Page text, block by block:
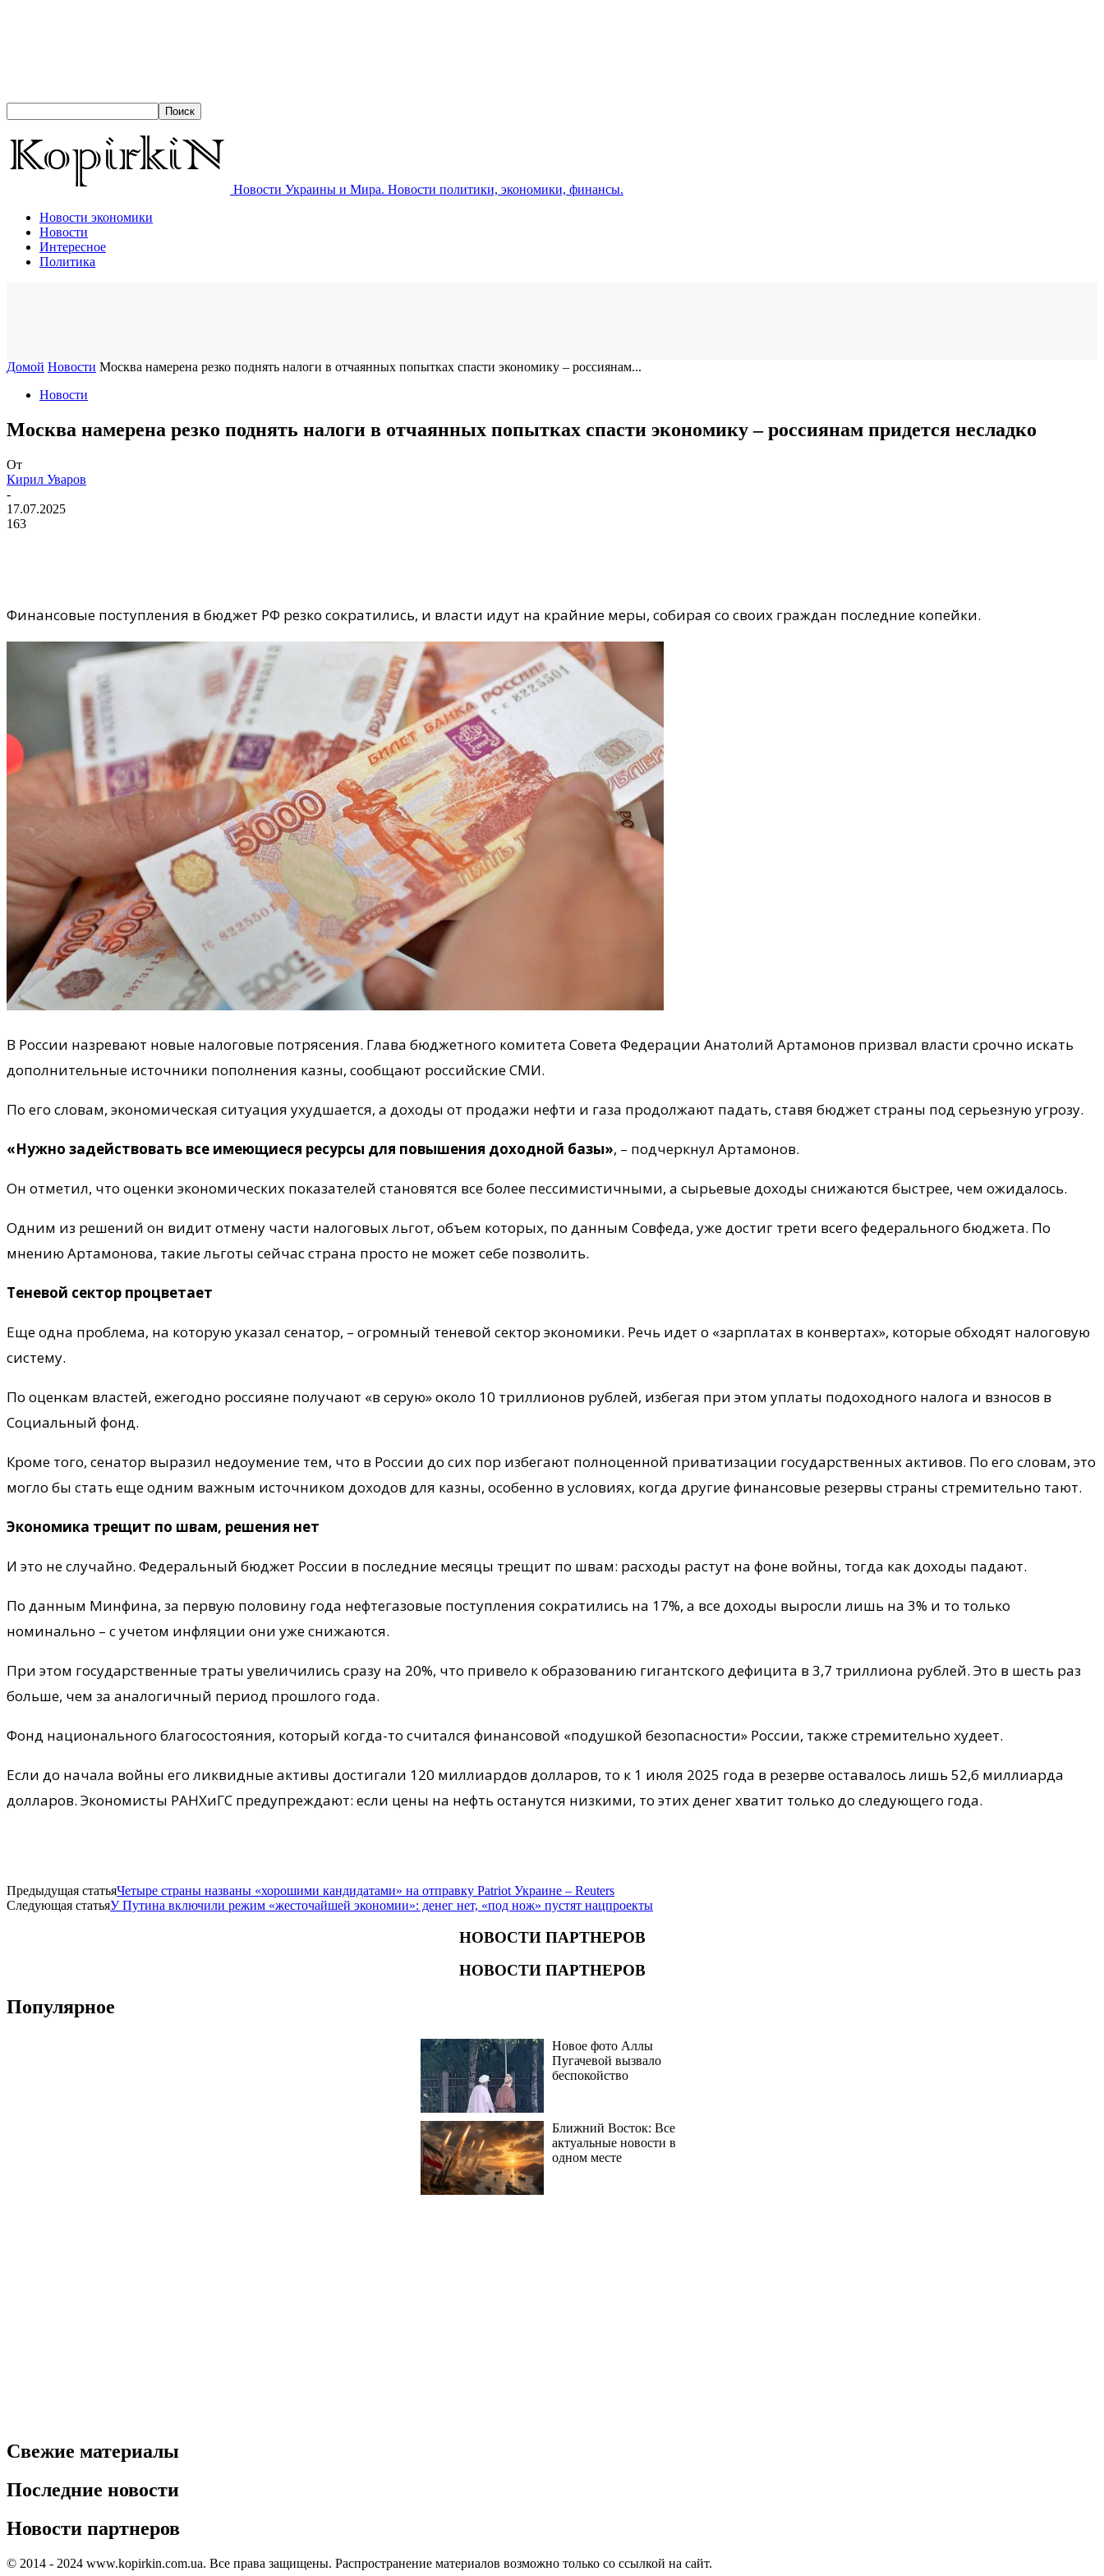
Новости Украины и Мира. Новости политики, экономики, финансы.
Новости экономики
Новости
Интересное
Политика
Домой Новости Москва намерена резко поднять налоги в отчаянных попытках спасти экономику – россиянам...
Новости
Москва намерена резко поднять налоги в отчаянных попытках спасти экономику – россиянам придется несладко
От
Кирил Уваров
-
17.07.2025
163
Финансовые поступления в бюджет РФ резко сократились, и власти идут на крайние меры, собирая со своих граждан последние копейки.
В России назревают новые налоговые потрясения. Глава бюджетного комитета Совета Федерации Анатолий Артамонов призвал власти срочно искать
дополнительные источники пополнения казны, сообщают российские СМИ.
По его словам, экономическая ситуация ухудшается, а доходы от продажи нефти и газа продолжают падать, ставя бюджет страны под серьезную угрозу.
«Нужно задействовать все имеющиеся ресурсы для повышения доходной базы», – подчеркнул Артамонов.
Он отметил, что оценки экономических показателей становятся все более пессимистичными, а сырьевые доходы снижаются быстрее, чем ожидалось.
Одним из решений он видит отмену части налоговых льгот, объем которых, по данным Совфеда, уже достиг трети всего федерального бюджета. По
мнению Артамонова, такие льготы сейчас страна просто не может себе позволить.
Теневой сектор процветает
Еще одна проблема, на которую указал сенатор, – огромный теневой сектор экономики. Речь идет о «зарплатах в конвертах», которые обходят налоговую
систему.
По оценкам властей, ежегодно россияне получают «в серую» около 10 триллионов рублей, избегая при этом уплаты подоходного налога и взносов в
Социальный фонд.
Кроме того, сенатор выразил недоумение тем, что в России до сих пор избегают полноценной приватизации государственных активов. По его словам, это
могло бы стать еще одним важным источником доходов для казны, особенно в условиях, когда другие финансовые резервы страны стремительно тают.
Экономика трещит по швам, решения нет
И это не случайно. Федеральный бюджет России в последние месяцы трещит по швам: расходы растут на фоне войны, тогда как доходы падают.
По данным Минфина, за первую половину года нефтегазовые поступления сократились на 17%, а все доходы выросли лишь на 3% и то только
номинально – с учетом инфляции они уже снижаются.
При этом государственные траты увеличились сразу на 20%, что привело к образованию гигантского дефицита в 3,7 триллиона рублей. Это в шесть раз
больше, чем за аналогичный период прошлого года.
Фонд национального благосостояния, который когда-то считался финансовой «подушкой безопасности» России, также стремительно худеет.
Если до начала войны его ликвидные активы достигали 120 миллиардов долларов, то к 1 июля 2025 года в резерве оставалось лишь 52,6 миллиарда
долларов. Экономисты РАНХиГС предупреждают: если цены на нефть останутся низкими, то этих денег хватит только до следующего года.
Предыдущая статьяЧетыре страны названы «хорошими кандидатами» на отправку Patriot Украине – Reuters
Следующая статьяУ Путина включили режим «жесточайшей экономии»: денег нет, «под нож» пустят нацпроекты
НОВОСТИ ПАРТНЕРОВ
НОВОСТИ ПАРТНЕРОВ
Популярное
Новое фото Аллы
Пугачевой вызвало
беспокойство
Ближний Восток: Все
актуальные новости в
одном месте
Свежие материалы
Последние новости
Новости партнеров
© 2014 - 2024 www.kopirkin.com.ua. Все права защищены. Распространение материалов возможно только со ссылкой на сайт.